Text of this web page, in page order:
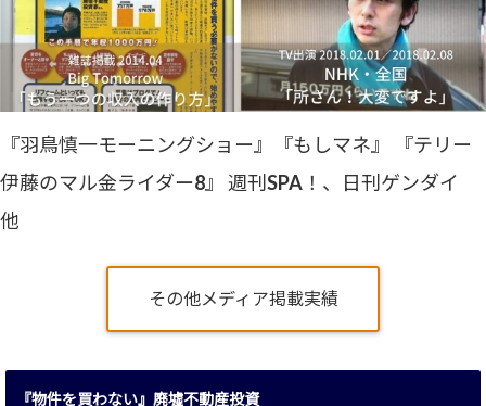
『羽鳥慎一モーニングショー』『もしマネ』 『テリー
伊藤のマル金ライダー8』 週刊SPA！、日刊ゲンダイ
他
その他メディア掲載実績
『物件を買わない』廃墟不動産投資